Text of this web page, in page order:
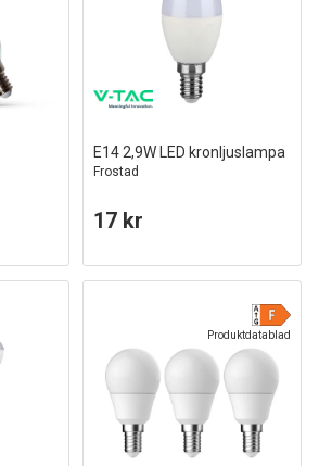
E14 2,9W LED kronljuslampa
Frostad
17 kr
Produktdatablad